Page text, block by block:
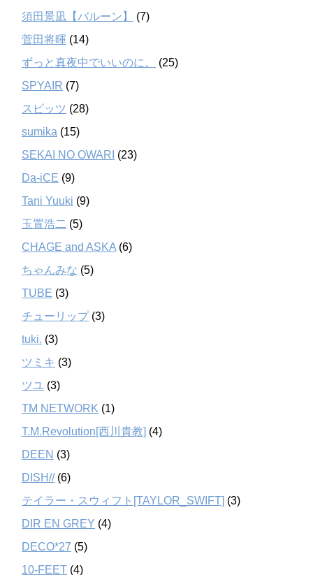
須田景凪【バルーン】
(7)
菅田将暉 (14)
ずっと真夜中でいいのに。
(25)
SPYAIR (7)
スピッツ (28)
sumika (15)
SEKAI NO OWARI (23)
Da-iCE (9)
Tani Yuuki (9)
玉置浩二 (5)
CHAGE and ASKA (6)
ちゃんみな (5)
TUBE (3)
チューリップ(3)
tuki. (3)
ツミキ (3)
ツユ (3)
TM NETWORK (1)
T.M.Revolution[西川貴教] (4)
DEEN (3)
DISH//(6)
テイラー・スウィフト[TAYLOR_SWIFT] (3)
DIR EN GREY (4)
DECO*27 (5)
10-FEET (4)